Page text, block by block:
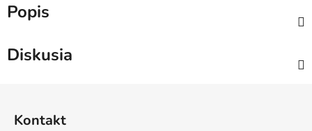
Popis
Diskusia
Kontakt